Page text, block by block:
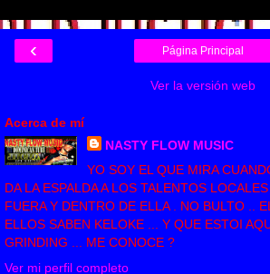
‹ Página Principal
Ver la versión web
Acerca de mí
NASTY FLOW MUSIC
YO SOY EL QUE MIRA
DA LA ESPALDA A LOS TALENTOS
FUERA Y DENTRO DE ELLA . NO BULTO ..
ELLOS SABEN KELOKE ... Y QUE ESTOI
GRINDING ... ME CONOCE ?
Ver mi perfil completo